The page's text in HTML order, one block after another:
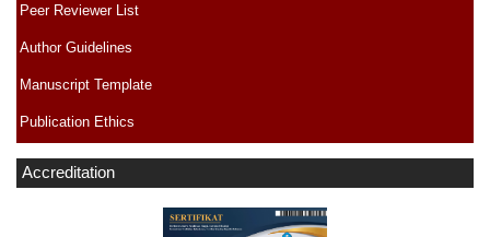
Peer Reviewer List
Author Guidelines
Manuscript Template
Publication Ethics
Accreditation